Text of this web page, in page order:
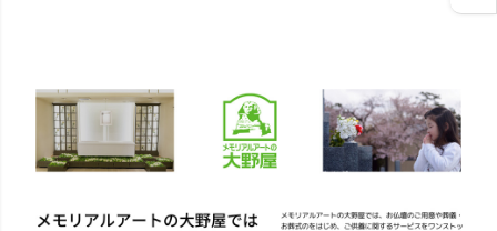
屋ウェブショップ▼
@simple_butudan ■メモリア
ルギャラリー国分寺店 東京
都国分寺市南町3-23-6ルミエ
ギャラリー千葉店 千葉県千
#贈り物